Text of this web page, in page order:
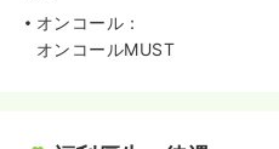
オンコール：
オンコールMUST